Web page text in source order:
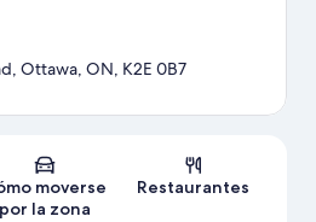
Mapa
Ottawa, ON, K2E 0B7
moverse
por la zona
Restaurantes